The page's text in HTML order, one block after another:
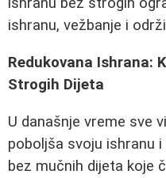
ishranu, vežbanje i
Redukovana Ishrana:
Strogih Dijeta
U današnje vreme sve
poboljša svoju ishranu
bez mučnih dijeta koje